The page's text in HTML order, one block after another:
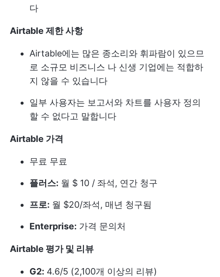
다
Airtable 제한 사항
Airtable에는 많은 종소리와 휘파람이 있으므
로 소규모 비즈니스 나 신생 기업에는 적합하
지 않을 수 있습니다
일부 사용자는 보고서와 차트를 사용자 정의
할 수 없다고 말합니다
Airtable 가격
무료 무료
플러스: 월 $ 10 / 좌석, 연간 청구
프로: 월 $20/좌석, 매년 청구됨
Enterprise: 가격 문의처
Airtable 평가 및 리뷰
G2: 4.6/5 (2,100개 이상의 리뷰)